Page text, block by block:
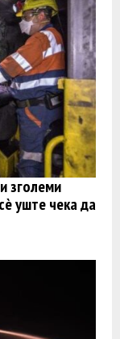
зголеми
уште чека да